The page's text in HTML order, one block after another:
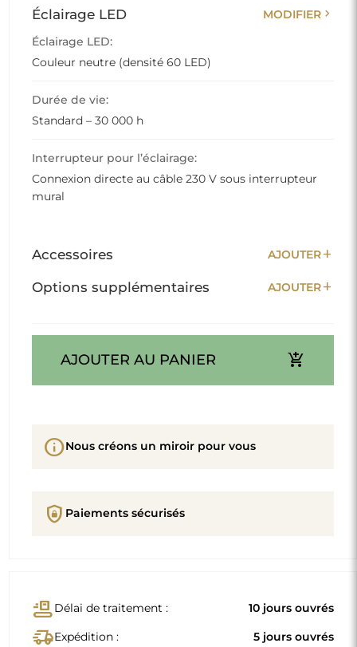
Éclairage LED MODIFIER chevron_right
Éclairage LED:
Couleur neutre (densité 60 LED)
Durée de vie:
Standard – 30 000 h
Interrupteur pour l’éclairage:
Connexion directe au câble 230 V sous interrupteur
mural
Accessoires AJOUTERadd
Options supplémentaires AJOUTERadd
AJOUTER AU PANIER add_shopping_cart
infoNous créons un miroir pour vous
shield_lock Paiements sécurisés
conveyor_beltDélai de traitement : 10 jours ouvrés
delivery_truck_speedExpédition : 5 jours ouvrés